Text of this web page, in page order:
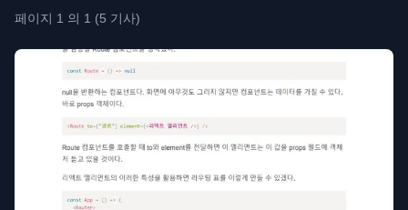
페이지 1 의 1 (5 기사)